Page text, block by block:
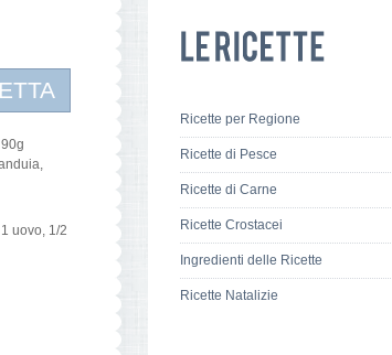
uovo, 1/2
Ricette per Regione
Ricette di Pesce
Ricette di Carne
Ricette Crostacei
Ingredienti delle Ricette
Ricette Natalizie